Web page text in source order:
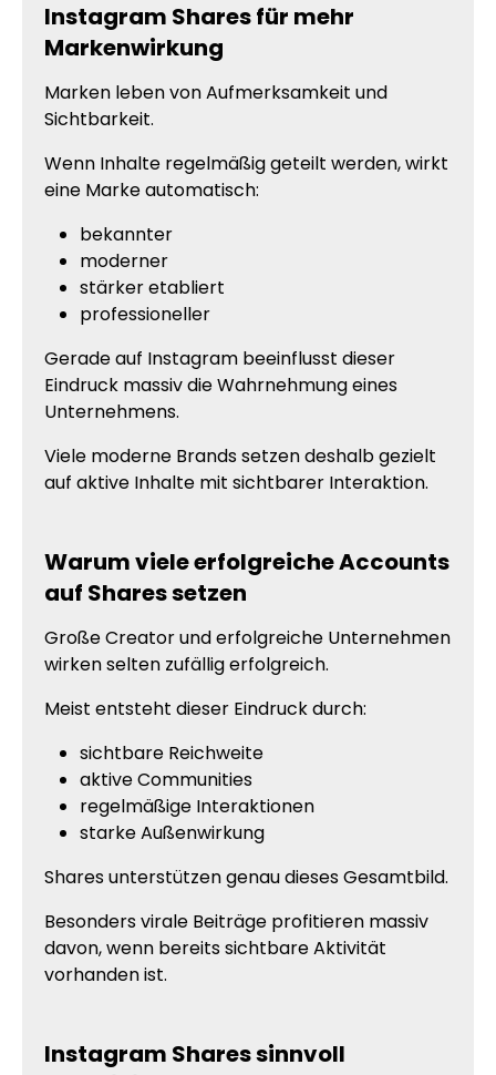
Instagram Shares für mehr
Markenwirkung
Marken leben von Aufmerksamkeit und
Sichtbarkeit.
Wenn Inhalte regelmäßig geteilt werden, wirkt
eine Marke automatisch:
bekannter
moderner
stärker etabliert
professioneller
Gerade auf Instagram beeinflusst dieser
Eindruck massiv die Wahrnehmung eines
Unternehmens.
Viele moderne Brands setzen deshalb gezielt
auf aktive Inhalte mit sichtbarer Interaktion.
Warum viele erfolgreiche Accounts
auf Shares setzen
Große Creator und erfolgreiche Unternehmen
wirken selten zufällig erfolgreich.
Meist entsteht dieser Eindruck durch:
sichtbare Reichweite
aktive Communities
regelmäßige Interaktionen
starke Außenwirkung
Shares unterstützen genau dieses Gesamtbild.
Besonders virale Beiträge profitieren massiv
davon, wenn bereits sichtbare Aktivität
vorhanden ist.
Instagram Shares sinnvoll